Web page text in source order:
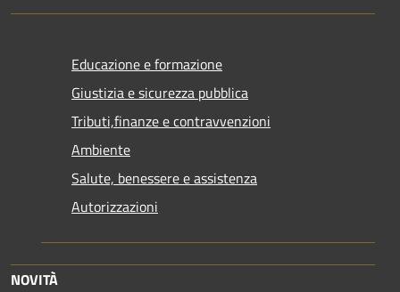
Educazione e formazione
Giustizia e sicurezza pubblica
Tributi,finanze e contravvenzioni
Ambiente
Salute, benessere e assistenza
Autorizzazioni
NOVITÀ